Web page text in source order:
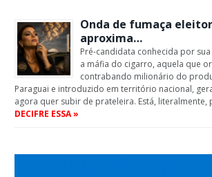
Onda de fumaça
aproxima…
Pré-candidata conhecida por
a máfia do cigarro, aquela que
contrabando milionário do
Paraguai e introduzido em território nacional,
agora quer subir de prateleira. Está, literalmente,
DECIFRE ESSA »